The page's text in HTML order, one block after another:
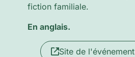
fiction familiale.
En anglais.
Site de l'événement